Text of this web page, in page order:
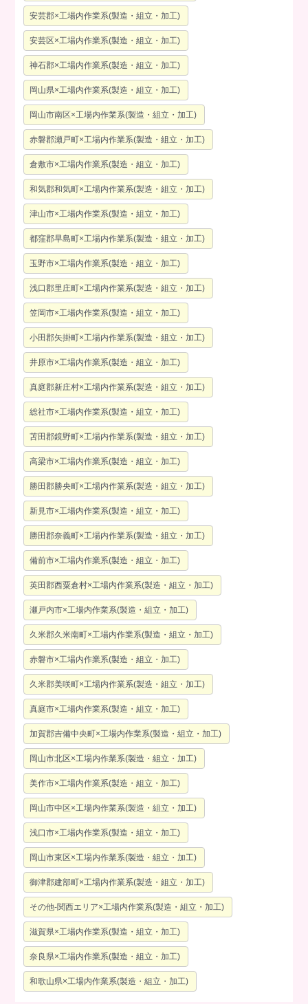
安芸郡×工場内作業系(製造・組立・加工)
安芸区×工場内作業系(製造・組立・加工)
神石郡×工場内作業系(製造・組立・加工)
岡山県×工場内作業系(製造・組立・加工)
岡山市南区×工場内作業系(製造・組立・加工)
赤磐郡瀬戸町×工場内作業系(製造・組立・加工)
倉敷市×工場内作業系(製造・組立・加工)
和気郡和気町×工場内作業系(製造・組立・加工)
津山市×工場内作業系(製造・組立・加工)
都窪郡早島町×工場内作業系(製造・組立・加工)
玉野市×工場内作業系(製造・組立・加工)
浅口郡里庄町×工場内作業系(製造・組立・加工)
笠岡市×工場内作業系(製造・組立・加工)
小田郡矢掛町×工場内作業系(製造・組立・加工)
井原市×工場内作業系(製造・組立・加工)
真庭郡新庄村×工場内作業系(製造・組立・加工)
総社市×工場内作業系(製造・組立・加工)
苫田郡鏡野町×工場内作業系(製造・組立・加工)
高梁市×工場内作業系(製造・組立・加工)
勝田郡勝央町×工場内作業系(製造・組立・加工)
新見市×工場内作業系(製造・組立・加工)
勝田郡奈義町×工場内作業系(製造・組立・加工)
備前市×工場内作業系(製造・組立・加工)
英田郡西粟倉村×工場内作業系(製造・組立・加工)
瀬戸内市×工場内作業系(製造・組立・加工)
久米郡久米南町×工場内作業系(製造・組立・加工)
赤磐市×工場内作業系(製造・組立・加工)
久米郡美咲町×工場内作業系(製造・組立・加工)
真庭市×工場内作業系(製造・組立・加工)
加賀郡吉備中央町×工場内作業系(製造・組立・加工)
岡山市北区×工場内作業系(製造・組立・加工)
美作市×工場内作業系(製造・組立・加工)
岡山市中区×工場内作業系(製造・組立・加工)
浅口市×工場内作業系(製造・組立・加工)
岡山市東区×工場内作業系(製造・組立・加工)
御津郡建部町×工場内作業系(製造・組立・加工)
その他-関西エリア×工場内作業系(製造・組立・加工)
滋賀県×工場内作業系(製造・組立・加工)
奈良県×工場内作業系(製造・組立・加工)
和歌山県×工場内作業系(製造・組立・加工)